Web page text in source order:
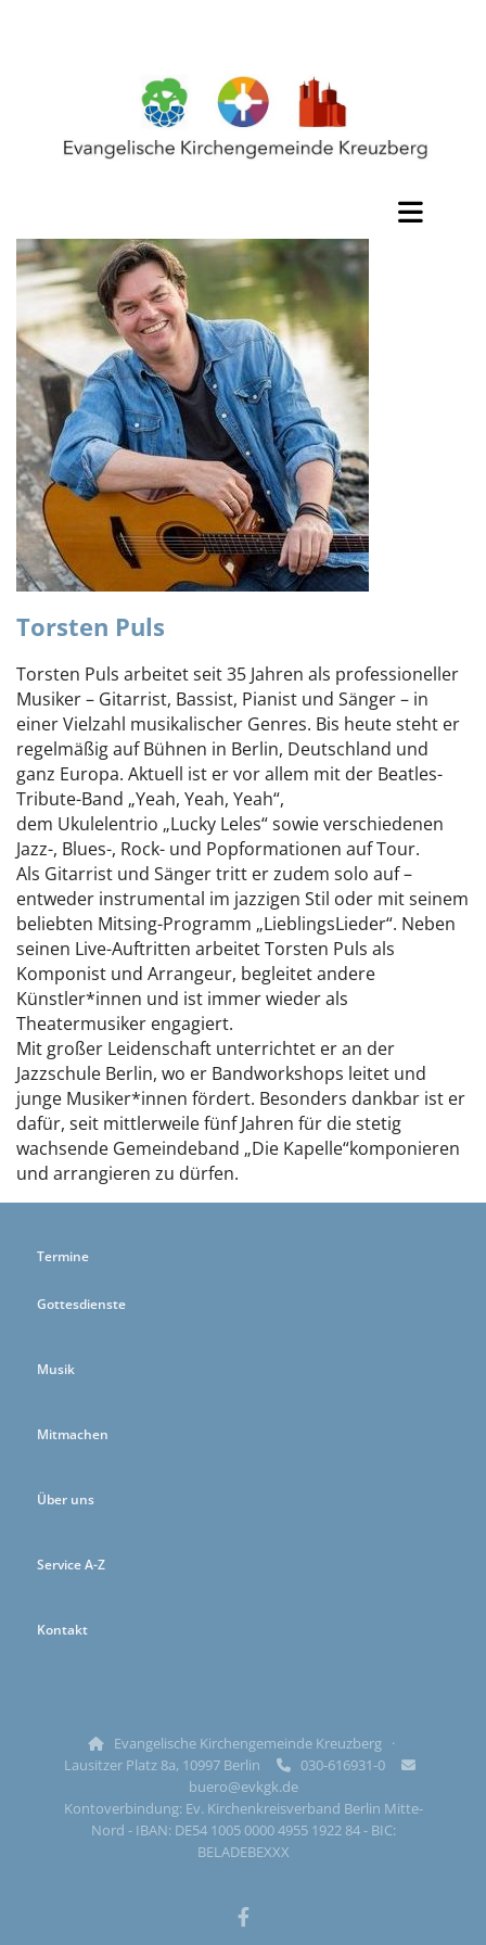
Torsten Puls
Torsten Puls arbeitet seit 35 Jahren als professioneller
Musiker – Gitarrist, Bassist, Pianist und Sänger – in
einer Vielzahl musikalischer Genres. Bis heute steht er
regelmäßig auf Bühnen in Berlin, Deutschland und
ganz Europa. Aktuell ist er vor allem mit der Beatles-
Tribute-Band „Yeah, Yeah, Yeah“,
dem Ukulelentrio „Lucky Leles“ sowie verschiedenen
Jazz-, Blues-, Rock- und Popformationen auf Tour.
Als Gitarrist und Sänger tritt er zudem solo auf –
entweder instrumental im jazzigen Stil oder mit seinem
beliebten Mitsing-Programm „LieblingsLieder“. Neben
seinen Live-Auftritten arbeitet Torsten Puls als
Komponist und Arrangeur, begleitet andere
Künstler*innen und ist immer wieder als
Theatermusiker engagiert.
Mit großer Leidenschaft unterrichtet er an der
Jazzschule Berlin, wo er Bandworkshops leitet und
junge Musiker*innen fördert. Besonders dankbar ist er
dafür, seit mittlerweile fünf Jahren für die stetig
wachsende Gemeindeband „Die Kapelle“komponieren
und arrangieren zu dürfen.
Termine
Gottesdienste
Musik
Mitmachen
Über uns
Service A-Z
Kontakt

Evangelische Kirchengemeinde Kreuzberg ·
Lausitzer Platz 8a, 10997 Berlin
 030-616931-0 
buero@evkgk.de
Kontoverbindung: Ev. Kirchenkreisverband Berlin Mitte-
Nord - IBAN: DE54 1005 0000 4955 1922 84 - BIC:
BELADEBEXXX